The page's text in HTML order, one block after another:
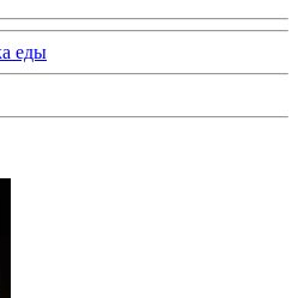
еды